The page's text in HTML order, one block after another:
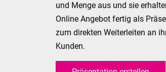
und Menge aus und sie
Online Angebot fertig als
zum direkten Weiterleiten an
Kunden.